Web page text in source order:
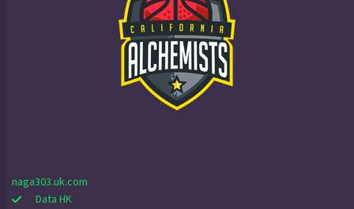
naga303.uk.com
Data HK